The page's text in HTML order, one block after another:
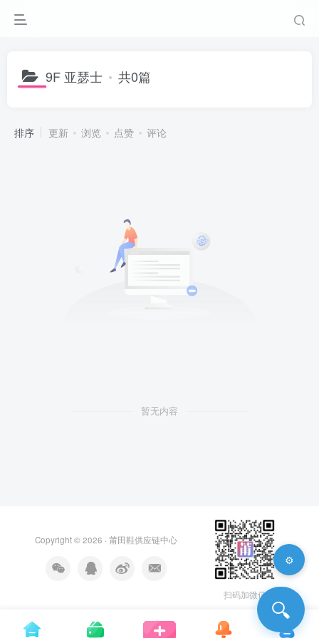
9F 亚瑟士 共0篇
排序 更新 浏览 点赞 评论
暂无内容
Copyright © 2026 · 莆田鞋供应链中心
扫码加微信
🔍
⚙️